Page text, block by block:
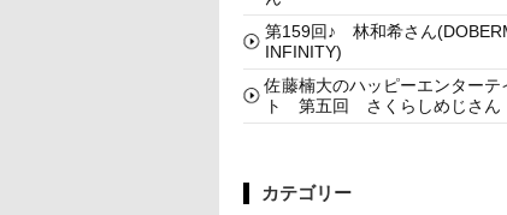
第159回♪ 林和希さん
INFINITY)
佐藤楠大のハッピーエンターテ
ト 第五回 さくらしめじさん
カテゴリー